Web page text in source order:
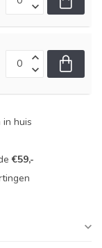
in huis
€59,-